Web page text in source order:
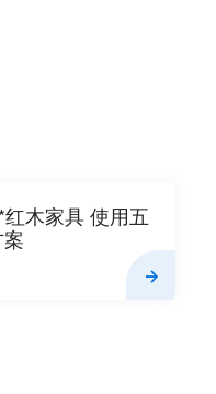
木家具 使用五